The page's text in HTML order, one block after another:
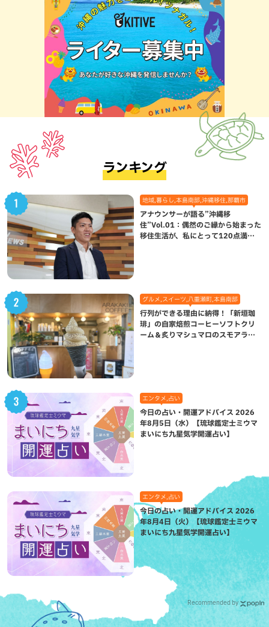
ランキング
地域,暮らし,本島南部,沖縄移住,那覇市
アナウンサーが語る”沖縄移
住”Vol.01：偶然のご縁から始まった
移住生活が、私にとって120点満点
グルメ,スイーツ,八重瀬町,本島南部
行列ができる理由に納得！「新垣珈
琲」の自家焙煎コーヒーソフトクリ
ーム＆炙りマシュマロのスモアラテ
エンタメ,占い
今日の占い・開運アドバイス 2026
年8月5日（水）【琉球鑑定士ミウマ
まいにち九星気学開運占い】
エンタメ,占い
今日の占い・開運アドバイス 2026
年8月4日（火）【琉球鑑定士ミウマ
まいにち九星気学開運占い】
Recommended by